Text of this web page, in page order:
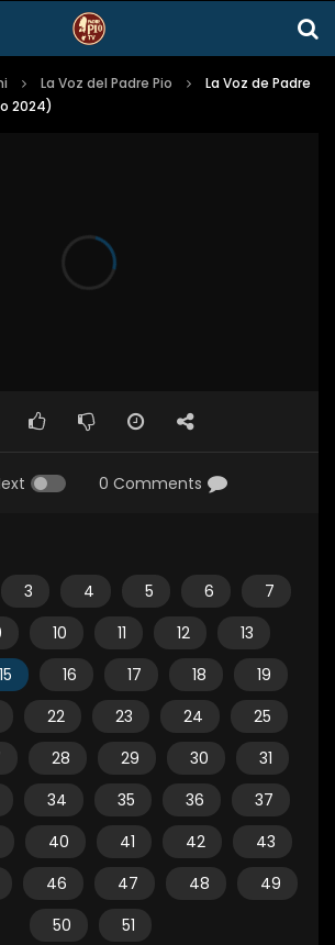
La Voz del Padre Pio
La Voz de Padre
2024)
0 Comments
3 4 5 6
7
10 11 12
13
15 16 17 18
19
22 23 24
25
28 29 30
31
34 35 36
37
40 41 42
43
46 47 48
49
50
51